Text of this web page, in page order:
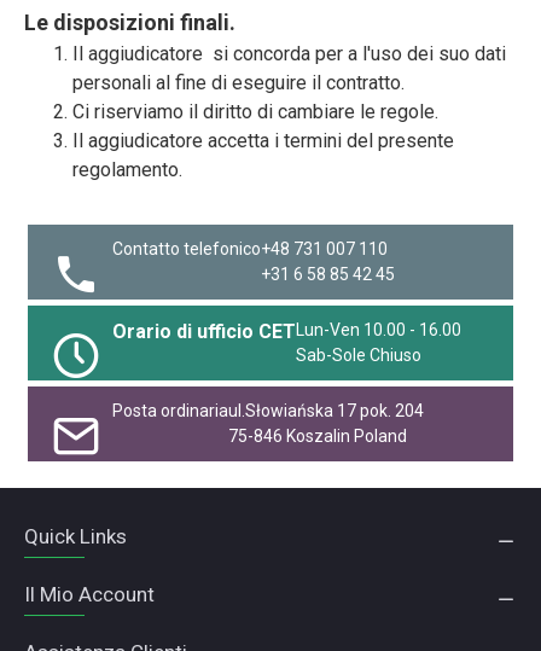
Le disposizioni finali.
Il aggiudicatore si concorda per a l'uso dei suo dati
personali al fine di eseguire il contratto.
Ci riserviamo il diritto di cambiare le regole.
Il aggiudicatore accetta i termini del presente
regolamento.
Contatto telefonico+48 731 007 110
+31 6 58 85 42 45
Orario di ufficio CETLun-Ven 10.00 - 16.00
Sab-Sole Chiuso
Posta ordinariaul.Słowiańska 17 pok. 204
75-846 Koszalin Poland
Quick Links
Il Mio Account